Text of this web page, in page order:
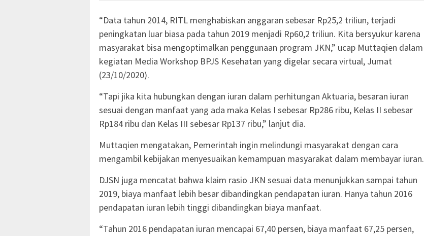
“Data tahun 2014, RITL menghabiskan anggaran sebesar Rp25,2 triliun, terjadi
peningkatan luar biasa pada tahun 2019 menjadi Rp60,2 triliun. Kita bersyukur karena
masyarakat bisa mengoptimalkan penggunaan program JKN,” ucap Muttaqien dalam
kegiatan Media Workshop BPJS Kesehatan yang digelar secara virtual, Jumat
(23/10/2020).
“Tapi jika kita hubungkan dengan iuran dalam perhitungan Aktuaria, besaran iuran
sesuai dengan manfaat yang ada maka Kelas I sebesar Rp286 ribu, Kelas II sebesar
Rp184 ribu dan Kelas III sebesar Rp137 ribu,” lanjut dia.
Muttaqien mengatakan, Pemerintah ingin melindungi masyarakat dengan cara
mengambil kebijakan menyesuaikan kemampuan masyarakat dalam membayar iuran.
DJSN juga mencatat bahwa klaim rasio JKN sesuai data menunjukkan sampai tahun
2019, biaya manfaat lebih besar dibandingkan pendapatan iuran. Hanya tahun 2016
pendapatan iuran lebih tinggi dibandingkan biaya manfaat.
“Tahun 2016 pendapatan iuran mencapai 67,40 persen, biaya manfaat 67,25 persen,